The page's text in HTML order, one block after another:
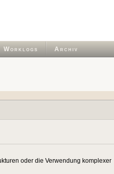
Worklogs Archiv
oder die Verwendung komplexer